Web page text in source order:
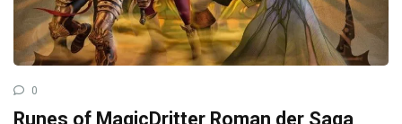
0
Runes of MagicDritter Roman der Saga